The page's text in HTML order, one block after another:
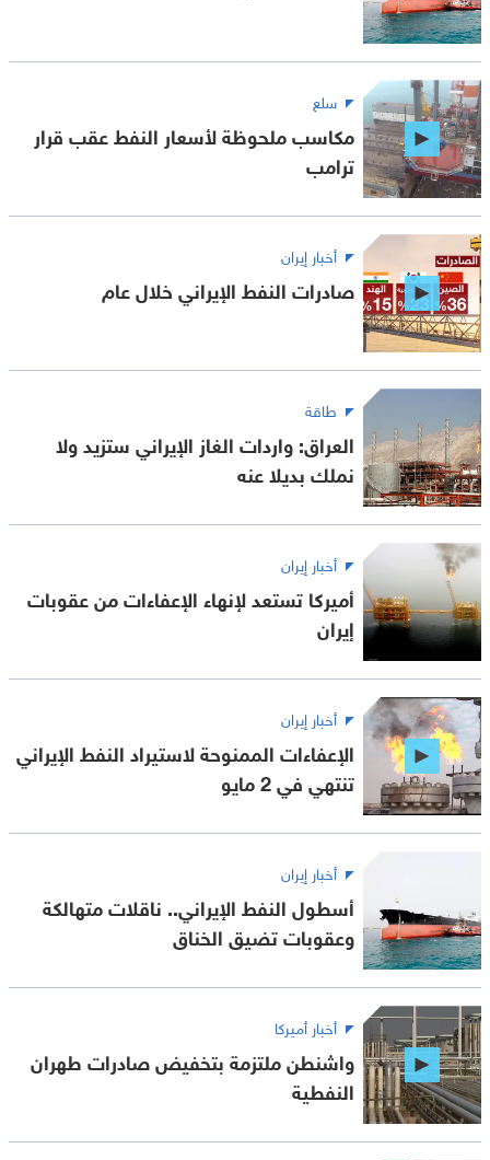
سلع
مكاسب ملحوظة لأسعار النفط عقب قرار
ترامب
أخبار إيران
صادرات النفط الإيراني خلال عام
طاقة
العراق: واردات الغاز الإيراني ستزيد ولا
نملك بديلا عنه
أخبار إيران
أميركا تستعد لإنهاء الإعفاءات من عقوبات
إيران
أخبار إيران
الإعفاءات الممنوحة لاستيراد النفط الإيراني
تنتهي في 2 مايو
أخبار إيران
أسطول النفط الإيراني.. ناقلات متهالكة
وعقوبات تضيق الخناق
أخبار أميركا
واشنطن ملتزمة بتخفيض صادرات طهران
النفطية